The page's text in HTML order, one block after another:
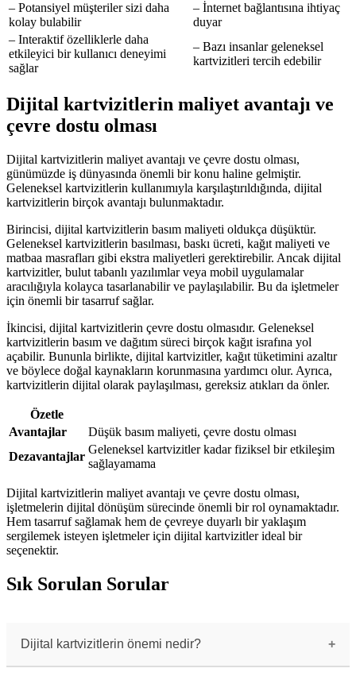
– Potansiyel müşteriler sizi daha
kolay bulabilir
– İnternet bağlantısına ihtiyaç
duyar
– Interaktif özelliklerle daha
etkileyici bir kullanıcı deneyimi
sağlar
– Bazı insanlar geleneksel
kartvizitleri tercih edebilir
Dijital kartvizitlerin maliyet avantajı ve
çevre dostu olması
Dijital kartvizitlerin maliyet avantajı ve çevre dostu olması,
günümüzde iş dünyasında önemli bir konu haline gelmiştir.
Geleneksel kartvizitlerin kullanımıyla karşılaştırıldığında, dijital
kartvizitlerin birçok avantajı bulunmaktadır.
Birincisi, dijital kartvizitlerin basım maliyeti oldukça düşüktür.
Geleneksel kartvizitlerin basılması, baskı ücreti, kağıt maliyeti ve
matbaa masrafları gibi ekstra maliyetleri gerektirebilir. Ancak dijital
kartvizitler, bulut tabanlı yazılımlar veya mobil uygulamalar
aracılığıyla kolayca tasarlanabilir ve paylaşılabilir. Bu da işletmeler
için önemli bir tasarruf sağlar.
İkincisi, dijital kartvizitlerin çevre dostu olmasıdır. Geleneksel
kartvizitlerin basım ve dağıtım süreci birçok kağıt israfına yol
açabilir. Bununla birlikte, dijital kartvizitler, kağıt tüketimini azaltır
ve böylece doğal kaynakların korunmasına yardımcı olur. Ayrıca,
kartvizitlerin dijital olarak paylaşılması, gereksiz atıkları da önler.
Özetle
Avantajlar
Düşük basım maliyeti, çevre dostu olması
Dezavantajlar
Geleneksel kartvizitler kadar fiziksel bir etkileşim
sağlayamama
Dijital kartvizitlerin maliyet avantajı ve çevre dostu olması,
işletmelerin dijital dönüşüm sürecinde önemli bir rol oynamaktadır.
Hem tasarruf sağlamak hem de çevreye duyarlı bir yaklaşım
sergilemek isteyen işletmeler için dijital kartvizitler ideal bir
seçenektir.
Sık Sorulan Sorular
Dijital kartvizitlerin önemi nedir?